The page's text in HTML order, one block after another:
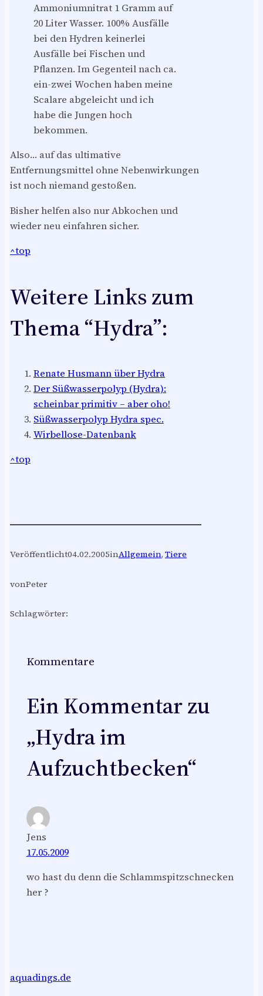
Ammoniumnitrat 1 Gramm auf
20 Liter Wasser. 100% Ausfälle
bei den Hydren keinerlei
Ausfälle bei Fischen und
Pflanzen. Im Gegenteil nach ca.
ein-zwei Wochen haben meine
Scalare abgeleicht und ich
habe die Jungen hoch
bekommen.
Also… auf das ultimative
Entfernungsmittel ohne Nebenwirkungen
ist noch niemand gestoßen.
Bisher helfen also nur Abkochen und
wieder neu einfahren sicher.
^top
Weitere Links zum
Thema “Hydra”:
Renate Husmann über Hydra
Der Süßwasserpolyp (Hydra):
scheinbar primitiv – aber oho!
Süßwasserpolyp Hydra spec.
Wirbellose-Datenbank
^top
Veröffentlicht04.02.2005inAllgemein, Tiere
vonPeter
Schlagwörter:
Kommentare
Ein Kommentar zu
„Hydra im
Aufzuchtbecken“
Jens
17.05.2009
wo hast du denn die Schlammspitzschnecken
her ?
aquadings.de